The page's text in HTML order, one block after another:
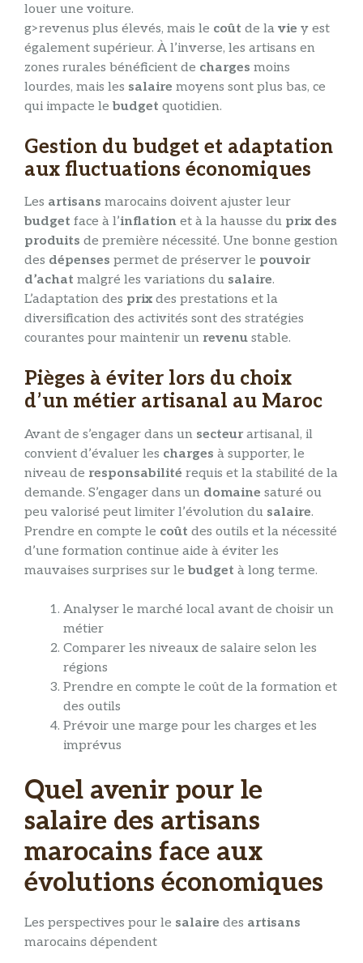
louer une voiture.
g>revenus plus élevés, mais le coût de la vie y est
également supérieur. À l’inverse, les artisans en
zones rurales bénéficient de charges moins
lourdes, mais les salaire moyens sont plus bas, ce
qui impacte lebudget quotidien.
Gestion du budget et adaptation
aux fluctuations économiques
Les artisans marocains doivent ajuster leur
budget face à l’inflation et à la hausse du prix des
produits de première nécessité. Une bonne gestion
des dépenses permet de préserver le pouvoir
d’achat malgré les variations du salaire.
L’adaptation des prix des prestations et la
diversification des activités sont des stratégies
courantes pour maintenir un revenu stable.
Pièges à éviter lors du choix
d’un métier artisanal au Maroc
Avant de s’engager dans un secteurartisanal, il
convient d’évaluer les charges à supporter, le
niveau de responsabilité requis et la stabilité de la
demande. S’engager dans un domaine saturé ou
peu valorisé peut limiter l’évolution du salaire.
Prendre en compte le coût des outils et la nécessité
d’une formation continue aide à éviter les
mauvaises surprises sur lebudget à long terme.
Analyser le marché local avant de choisir un
métier
Comparer les niveaux de salaire selon les
régions
Prendre en compte le coût de la formation et
des outils
Prévoir une marge pour les charges et les
imprévus
Quel avenir pour le
salaire des artisans
marocains face aux
évolutions économiques
Les perspectives pour le salaire des artisans
marocains dépendent